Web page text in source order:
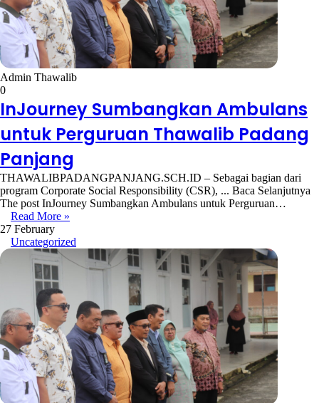
Admin Thawalib
0
InJourney Sumbangkan Ambulans
untuk Perguruan Thawalib Padang
Panjang
THAWALIBPADANGPANJANG.SCH.ID – Sebagai bagian dari
program Corporate Social Responsibility (CSR), ... Baca Selanjutnya
The post InJourney Sumbangkan Ambulans untuk Perguruan…
Read More »
27 February
Uncategorized